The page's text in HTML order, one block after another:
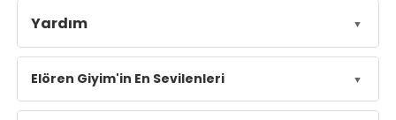
Yardım
Elören Giyim'in En Sevilenleri